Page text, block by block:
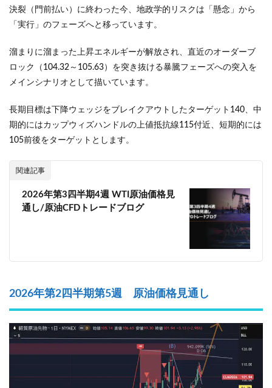
決裂（門前払い）に終わった今、地政学的リスクは「懸念」から
「実行」のフェーズへと移っています。
溜まりに溜まった上昇エネルギーが解放され、直近のオーダーブ
ロック（104.32～105.63）を突き抜ける暴騰フェーズへの突入を
メインシナリオとして描いています。
長期目標は下降ウェッジをブレイクアウトしたターゲット140、中
期的にはカップウィズハンドルの上値抵抗線115付近、短期的には
105前後をターゲットとします。
関連記事
2026年第3四半期4週 WTI原油価格見
通し/原油CFDトレードブログ
2026年第2四半期第5週 原油価格見通し